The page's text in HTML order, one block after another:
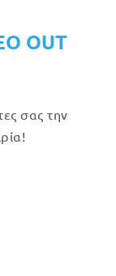
OUT
σας την